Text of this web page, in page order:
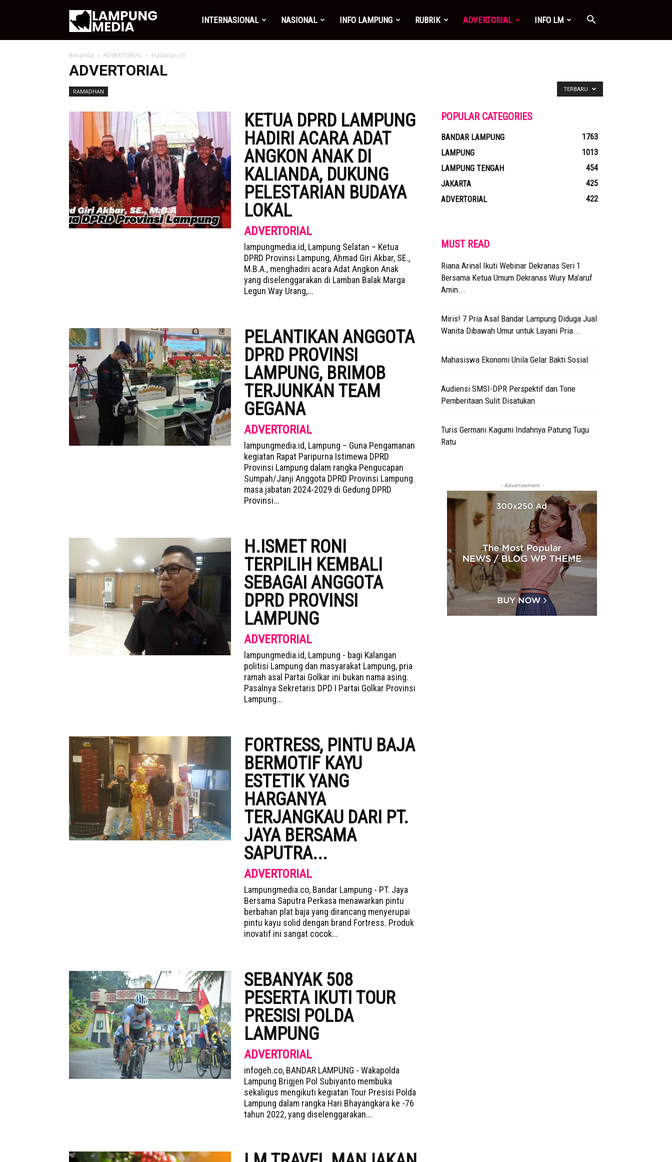
Media
INTERNASIONAL NASIONAL INFO LAMPUNG RUBRIK ADVERTORIAL INFO LM
Beranda ADVERTORIAL Halaman 30
ADVERTORIAL
RAMADHAN TERBARU
KETUA DPRD LAMPUNG
HADIRI ACARA ADAT
ANGKON ANAK DI
KALIANDA, DUKUNG
PELESTARIAN BUDAYA
LOKAL
ADVERTORIAL
lampungmedia.id, Lampung Selatan – Ketua
DPRD Provinsi Lampung, Ahmad Giri Akbar, SE.,
M.B.A., menghadiri acara Adat Angkon Anak
yang diselenggarakan di Lamban Balak Marga
Legun Way Urang,...
PELANTIKAN ANGGOTA
DPRD PROVINSI
LAMPUNG, BRIMOB
TERJUNKAN TEAM
GEGANA
ADVERTORIAL
lampungmedia.id, Lampung – Guna Pengamanan
kegiatan Rapat Paripurna Istimewa DPRD
Provinsi Lampung dalam rangka Pengucapan
Sumpah/Janji Anggota DPRD Provinsi Lampung
masa jabatan 2024-2029 di Gedung DPRD
Provinsi...
H.ISMET RONI
TERPILIH KEMBALI
SEBAGAI ANGGOTA
DPRD PROVINSI
LAMPUNG
ADVERTORIAL
lampungmedia.id, Lampung - bagi Kalangan
politisi Lampung dan masyarakat Lampung, pria
ramah asal Partai Golkar ini bukan nama asing.
Pasalnya Sekretaris DPD I Partai Golkar Provinsi
Lampung...
FORTRESS, PINTU BAJA
BERMOTIF KAYU
ESTETIK YANG
HARGANYA
TERJANGKAU DARI PT.
JAYA BERSAMA
SAPUTRA...
ADVERTORIAL
Lampungmedia.co, Bandar Lampung - PT. Jaya
Bersama Saputra Perkasa menawarkan pintu
berbahan plat baja yang dirancang menyerupai
pintu kayu solid dengan brand Fortress. Produk
inovatif ini sangat cocok...
SEBANYAK 508
PESERTA IKUTI TOUR
PRESISI POLDA
LAMPUNG
ADVERTORIAL
infogeh.co, BANDAR LAMPUNG - Wakapolda
Lampung Brigjen Pol Subiyanto membuka
sekaligus mengikuti kegiatan Tour Presisi Polda
Lampung dalam rangka Hari Bhayangkara ke -76
tahun 2022, yang diselenggarakan...
POPULAR CATEGORIES
BANDAR LAMPUNG
1763
LAMPUNG
1013
LAMPUNG TENGAH
454
JAKARTA
425
ADVERTORIAL
422
MUST READ
Riana Arinal Ikuti Webinar Dekranas Seri 1
Bersama Ketua Umum Dekranas Wury Ma’aruf
Amin...
Miris! 7 Pria Asal Bandar Lampung Diduga Jual
Wanita Dibawah Umur untuk Layani Pria...
Mahasiswa Ekonomi Unila Gelar Bakti Sosial
Audiensi SMSI-DPR Perspektif dan Tone
Pemberitaan Sulit Disatukan
Turis Germani Kagumi Indahnya Patung Tugu
Ratu
- Advertisement -